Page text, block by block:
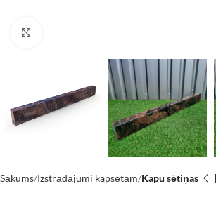
Sākums Izstrādājumi kapsētām Kapu sētiņas